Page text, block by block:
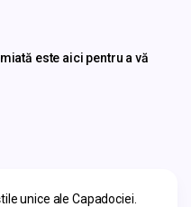
este aici pentru a vă
unice ale Capadociei.